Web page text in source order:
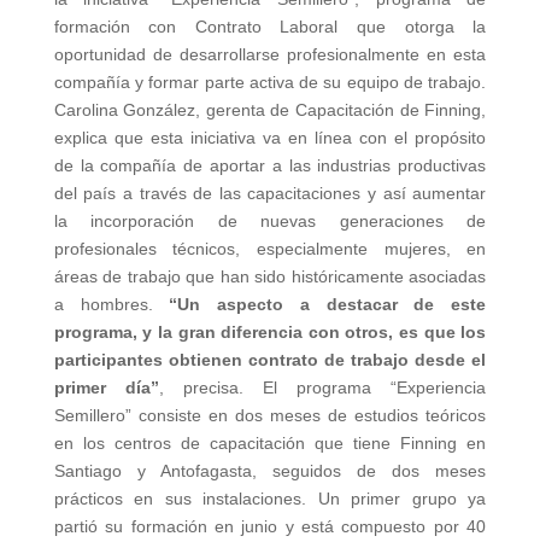
formación con Contrato Laboral que otorga la
oportunidad de desarrollarse profesionalmente en esta
compañía y formar parte activa de su equipo de trabajo.
Carolina González, gerenta de Capacitación de Finning,
explica que esta iniciativa va en línea con el propósito
de la compañía de aportar a las industrias productivas
del país a través de las capacitaciones y así aumentar
la incorporación de nuevas generaciones de
profesionales técnicos, especialmente mujeres, en
áreas de trabajo que han sido históricamente asociadas
a hombres. “Un aspecto a destacar de este
programa, y la gran diferencia con otros, es que los
participantes obtienen contrato de trabajo desde el
primer día” , precisa. El programa “Experiencia
Semillero” consiste en dos meses de estudios teóricos
en los centros de capacitación que tiene Finning en
Santiago y Antofagasta, seguidos de dos meses
prácticos en sus instalaciones. Un primer grupo ya
partió su formación en junio y está compuesto por 40